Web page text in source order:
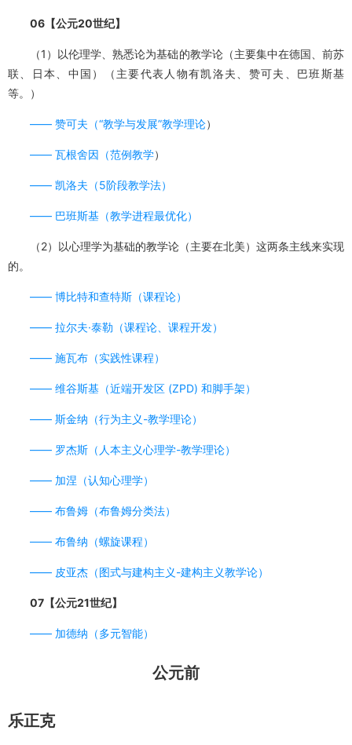
06【公元20世纪】
（1）以伦理学、熟悉论为基础的教学论（主要集中在德国、前苏
联、日本、中国）（主要代表人物有凯洛夫、赞可夫、巴班斯基
等。）
—— 赞可夫（“教学与发展”教学理论）
—— 瓦根舍因（范例教学）
—— 凯洛夫（5阶段教学法）
—— 巴班斯基（教学进程最优化）
（2）以心理学为基础的教学论（主要在北美）这两条主线来实现
的。
—— 博比特和查特斯（课程论）
—— 拉尔夫·泰勒（课程论、课程开发）
—— 施瓦布（实践性课程）
—— 维谷斯基（近端开发区 (ZPD) 和脚手架）
—— 斯金纳（行为主义-教学理论）
—— 罗杰斯（人本主义心理学-教学理论）
—— 加涅（认知心理学）
—— 布鲁姆（布鲁姆分类法）
—— 布鲁纳（螺旋课程）
—— 皮亚杰（图式与建构主义-建构主义教学论）
07【公元21世纪】
—— 加德纳（多元智能）
公元前
乐正克